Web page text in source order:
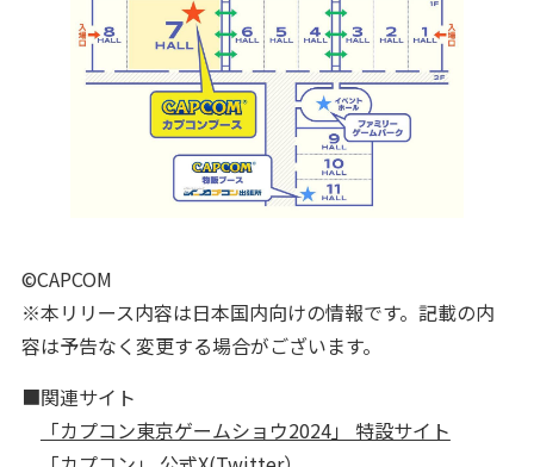
©CAPCOM
※本リリース内容は日本国内向けの情報です。記載の内
容は予告なく変更する場合がございます。
■関連サイト
「カプコン東京ゲームショウ2024」 特設サイト